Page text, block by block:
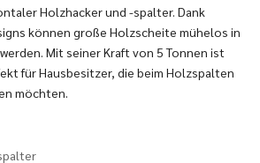
Holzhacker und -spalter. Dank
können große Holzscheite mühelos in
Mit seiner Kraft von 5 Tonnen ist
für Hausbesitzer, die beim Holzspalten
möchten.